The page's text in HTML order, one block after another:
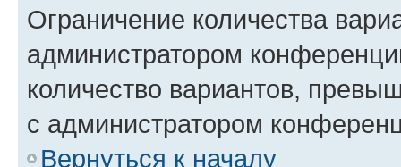
Ограничение количества
администратором
количество вариантов,
с администратором
Вернуться к началу